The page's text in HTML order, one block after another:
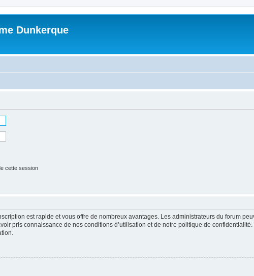
Dunkerque
cette session
est rapide et vous offre de nombreux avantages. Les administrateurs du forum
pris connaissance de nos conditions d’utilisation et de notre politique de